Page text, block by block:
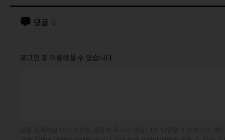
댓글 0
로그인 후 이용하실 수 있습니다